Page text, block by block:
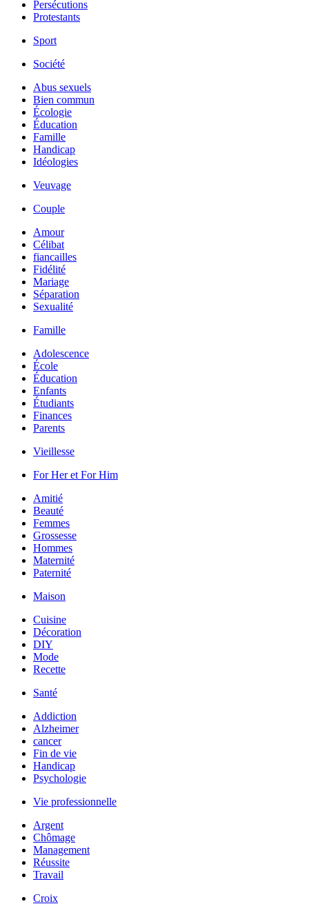
Persécutions
Protestants
Sport
Société
Abus sexuels
Bien commun
Écologie
Éducation
Famille
Handicap
Idéologies
Veuvage
Couple
Amour
Célibat
fiancailles
Fidélité
Mariage
Séparation
Sexualité
Famille
Adolescence
École
Éducation
Enfants
Étudiants
Finances
Parents
Vieillesse
For Her et For Him
Amitié
Beauté
Femmes
Grossesse
Hommes
Maternité
Paternité
Maison
Cuisine
Décoration
DIY
Mode
Recette
Santé
Addiction
Alzheimer
cancer
Fin de vie
Handicap
Psychologie
Vie professionnelle
Argent
Chômage
Management
Réussite
Travail
Croix